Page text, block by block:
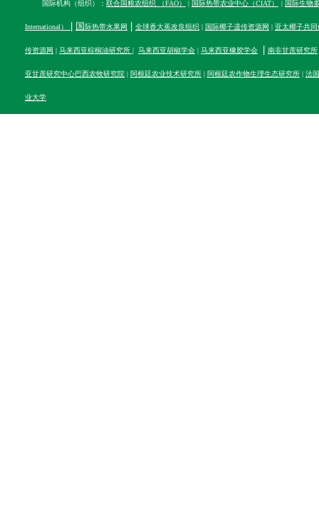
国际机构（组织）： 联合国粮农组织 （FAO） | 国际热带农业中心（CIAT） | 国际生物
International） 国际热带水果网 全球香大蕉改良组织 | 国际椰子遗传资源网 | 亚太椰子共同
传资源网 | 马来西亚棕榈油研究所 | 马来西亚胡椒学会| 马来西亚橡胶学会 南非甘蔗研究所
亚甘蔗研究中心巴西农牧研究院| 阿根廷农业技术研究所| 阿根廷农作物生理生态研究所| 法
业大学